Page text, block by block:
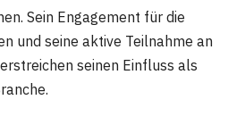
Sein Engagement für die
und seine aktive Teilnahme an
seinen Einfluss als